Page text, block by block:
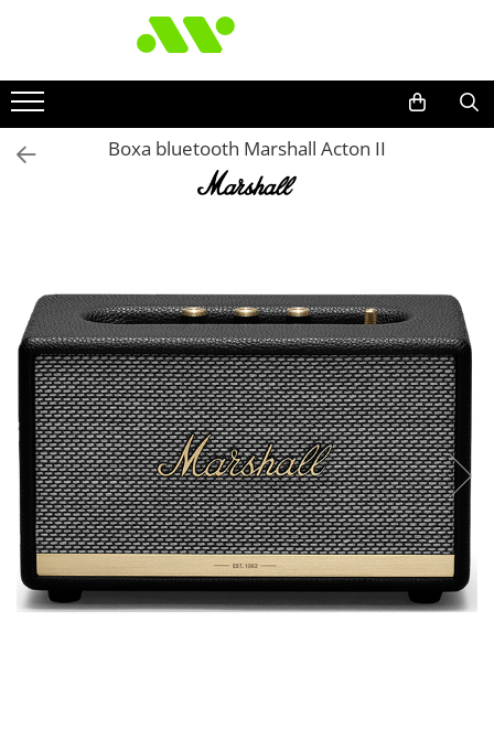
Boxa bluetooth Marshall Acton II